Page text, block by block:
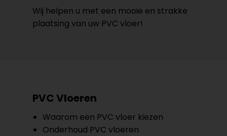
Wij helpen u met een mooie en strakke
plaatsing van uw PVC vloer!
PVC Vloeren
Waarom een PVC vloer kiezen
Onderhoud PVC vloeren